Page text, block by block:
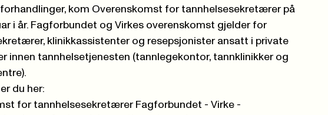
kom Overenskomst for tannhelsesekretærer på
i år. Fagforbundet og Virkes overenskomst gjelder for
klinikkassistenter og resepsjonister ansatt i private
innen tannhelsetjenesten (tannlegekontor, tannklinikker og
du her:
for tannhelsesekretærer Fagforbundet - Virke -